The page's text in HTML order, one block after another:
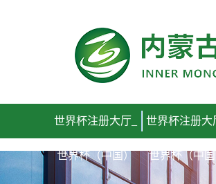
世界杯注册大厅_
世界杯（中国）
世界杯注册大
世界杯（中